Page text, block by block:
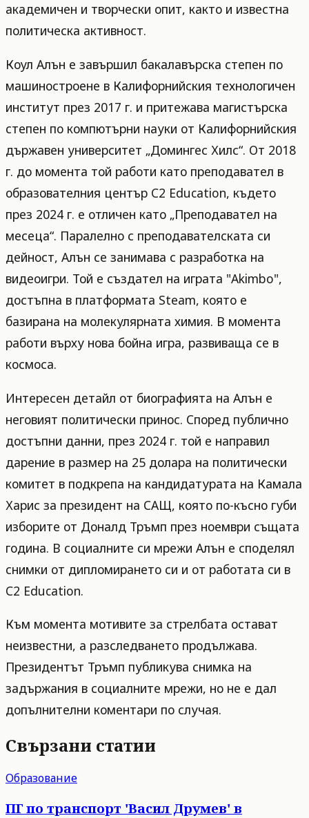
академичен и творчески опит, както и известна
политическа активност.
Коул Алън е завършил бакалавърска степен по
машиностроене в Калифорнийския технологичен
институт през 2017 г. и притежава магистърска
степен по компютърни науки от Калифорнийския
държавен университет „Домингес Хилс“. От 2018
г. до момента той работи като преподавател в
образователния център C2 Education, където
през 2024 г. е отличен като „Преподавател на
месеца“. Паралелно с преподавателската си
дейност, Алън се занимава с разработка на
видеоигри. Той е създател на играта "Akimbo",
достъпна в платформата Steam, която е
базирана на молекулярната химия. В момента
работи върху нова бойна игра, развиваща се в
космоса.
Интересен детайл от биографията на Алън е
неговият политически принос. Според публично
достъпни данни, през 2024 г. той е направил
дарение в размер на 25 долара на политически
комитет в подкрепа на кандидатурата на Камала
Харис за президент на САЩ, която по-късно губи
изборите от Доналд Тръмп през ноември същата
година. В социалните си мрежи Алън е споделял
снимки от дипломирането си и от работата си в
C2 Education.
Към момента мотивите за стрелбата остават
неизвестни, а разследването продължава.
Президентът Тръмп публикува снимка на
задържания в социалните мрежи, но не е дал
допълнителни коментари по случая.
Свързани статии
Образование
ПГ по транспорт 'Васил Друмев' в